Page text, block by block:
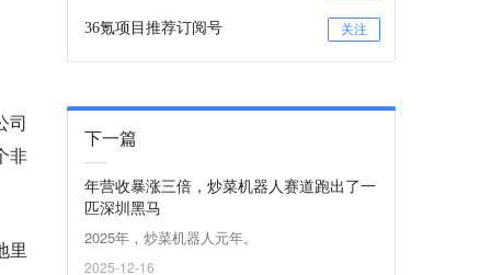
司
非
里
36氪项目推荐订阅号 关注
下一篇
年营收暴涨三倍，炒菜机器人赛道跑出了一
匹深圳黑马
2025年，炒菜机器人元年。
2025-12-16